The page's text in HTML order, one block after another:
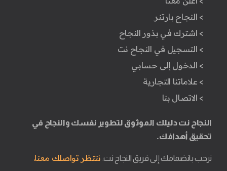
> النجاح بارتنر
> اشترك في بذور النجاح
> التسجيل في النجاح نت
> الدخول إلى حسابي
> علاماتنا التجارية
> الاتصال بنا
النجاح نت دليلك الموثوق لتطوير نفسك والنجاح في
تحقيق أهدافك.
نرحب بانضمامك إلى فريق النجاح نت. ننتظر تواصلك معنا.